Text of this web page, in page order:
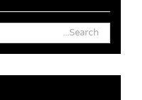
Search
for: